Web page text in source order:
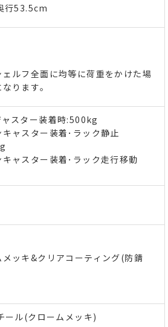
行53.5cm
ルフ全面に均等に荷重をかけた場
ります｡
ャスター装着時:500kg
キャスター装着･ラック静止
キャスター装着･ラック走行移動
メッキ&クリアコーティング(防錆
ール(クロームメッキ)